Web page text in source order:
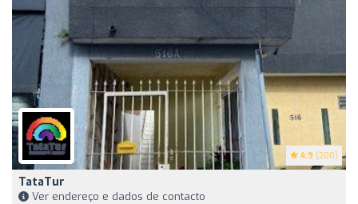
4.9 (200)
TataTur
Ver endereço e dados de contacto